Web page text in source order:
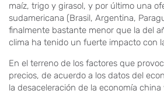
maíz, trigo y girasol, y por último una
sudamericana (Brasil, Argentina,
finalmente bastante menor que la del
clima ha tenido un fuerte impacto con
En el terreno de los factores que
precios, de acuerdo a los datos del
la desaceleración de la economía